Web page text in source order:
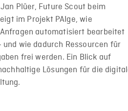
Plüer, Future Scout beim
im Projekt PAIge, wie
automatisiert bearbeitet
und wie dadurch Ressourcen für
frei werden. Ein Blick auf
Lösungen für die